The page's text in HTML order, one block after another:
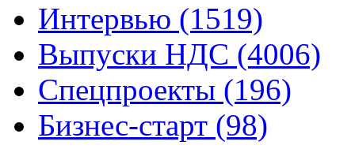
Интервью (1519)
Выпуски НДС (4006)
Спецпроекты (196)
Бизнес-старт (98)